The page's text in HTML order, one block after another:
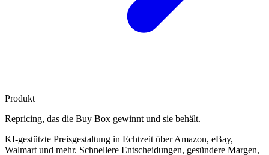
Produkt
Repricing, das die Buy Box gewinnt und sie behält.
KI-gestützte Preisgestaltung in Echtzeit über Amazon, eBay,
Walmart und mehr. Schnellere Entscheidungen, gesündere Margen,